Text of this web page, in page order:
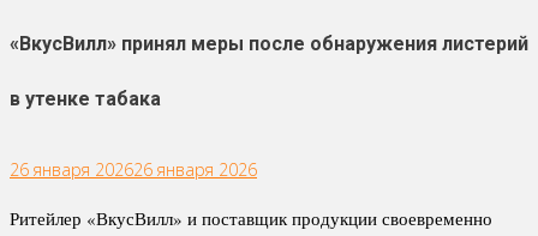
«ВкусВилл» принял меры после обнаружения листерий
в утенке табака
26 января 202626 января 2026
Ритейлер «ВкусВилл» и поставщик продукции своевременно